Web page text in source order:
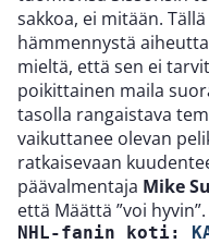
sakkoa, ei mitään.
hämmennystä
mieltä, että sen ei
poikittainen maila
tasolla rangaistava
vaikuttanee olevan
ratkaisevaan
päävalmentaja Mike
että Määttä ”voi hyvin”.
NHL-fanin koti: